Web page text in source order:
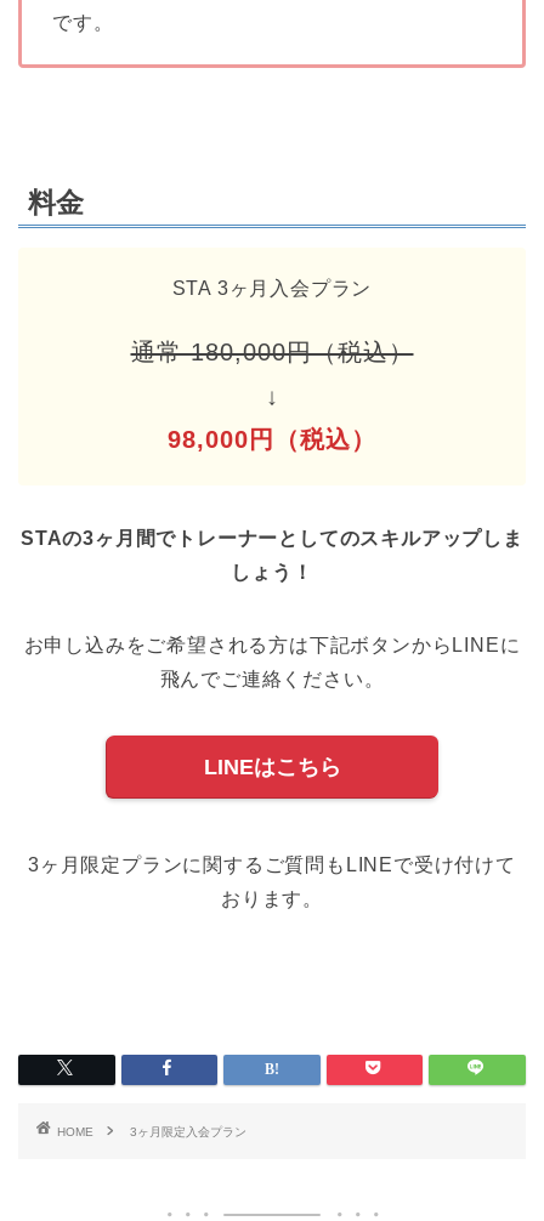
です。
料金
STA 3ヶ月入会プラン
通常 180,000円（税込）
↓
98,000円（税込）
STAの3ヶ月間でトレーナーとしてのスキルアップしま
しょう！
お申し込みをご希望される方は下記ボタンからLINEに
飛んでご連絡ください。
LINEはこちら
3ヶ月限定プランに関するご質問もLINEで受け付けて
おります。
HOME 3ヶ月限定入会プラン